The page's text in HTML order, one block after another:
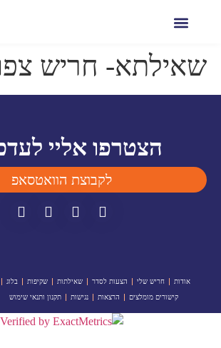
שאילתא- חריש
הצטרפו אליי
לקבוצת הוואטסאפ
אודות חריש שלי הצעות לסדר שאילתות שקיפות
בלוג
קישורים מומלצים
הרצאות נגישות תקנון ותנאי שימוש